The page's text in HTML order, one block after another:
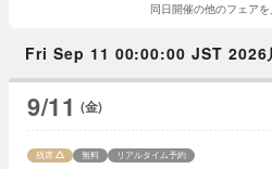
同日開催の他のフェア
Fri Sep 11 00:00:00 JST 2026
9/11 (金)
残席 無料 リアルタイム予約